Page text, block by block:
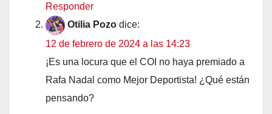
Responder
Otilia Pozo dice:
12 de febrero de 2024 a las 14:23
¡Es una locura que el COI no haya premiado a
Rafa Nadal como Mejor Deportista! ¿Qué están
pensando?